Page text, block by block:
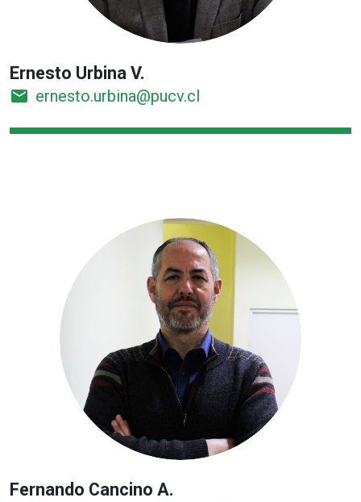
Ernesto Urbina V.
email ernesto.urbina@pucv.cl
Fernando Cancino A.